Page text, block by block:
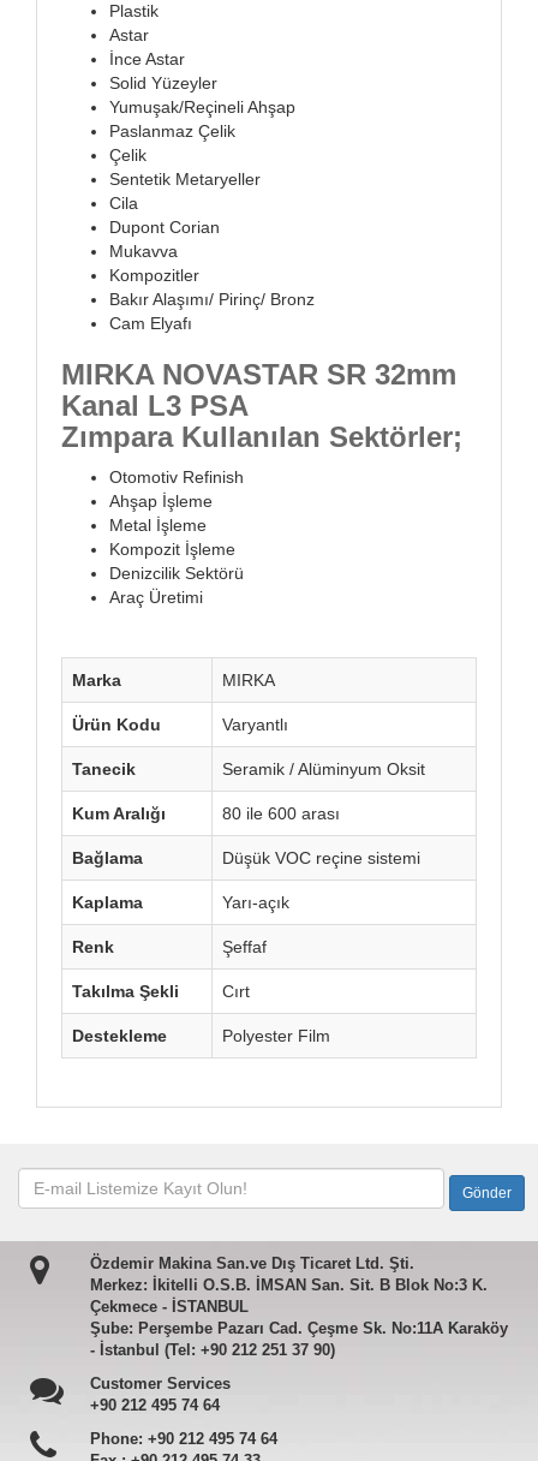
Plastik
Astar
İnce Astar
Solid Yüzeyler
Yumuşak/Reçineli Ahşap
Paslanmaz Çelik
Çelik
Sentetik Metaryeller
Cila
Dupont Corian
Mukavva
Kompozitler
Bakır Alaşımı/ Pirinç/ Bronz
Cam Elyafı
MIRKA NOVASTAR SR 32mm
Kanal L3 PSA
Zımpara Kullanılan Sektörler;
Otomotiv Refinish
Ahşap İşleme
Metal İşleme
Kompozit İşleme
Denizcilik Sektörü
Araç Üretimi
Marka MIRKA
Ürün Kodu Varyantlı
Tanecik Seramik / Alüminyum Oksit
Kum Aralığı 80 ile 600 arası
Bağlama Düşük VOC reçine sistemi
Kaplama Yarı-açık
Renk Şeffaf
Takılma Şekli Cırt
Destekleme Polyester Film
Özdemir Makina San.ve Dış Ticaret Ltd. Şti.
Merkez: İkitelli O.S.B. İMSAN San. Sit. B Blok No:3 K.
Çekmece - İSTANBUL
Şube: Perşembe Pazarı Cad. Çeşme Sk. No:11A Karaköy
- İstanbul (Tel: +90 212 251 37 90)
Customer Services
+90 212 495 74 64
Phone: +90 212 495 74 64